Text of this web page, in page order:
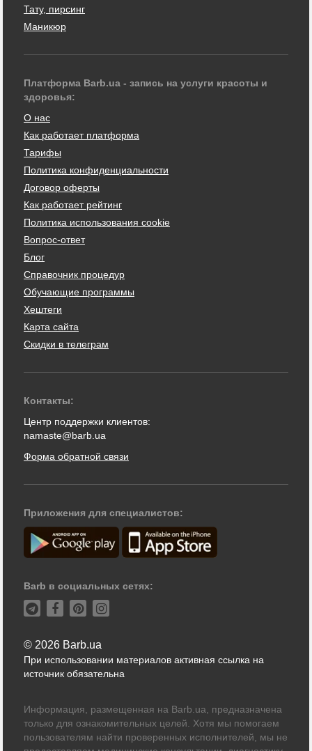
Тату, пирсинг
Маникюр
Платформа Barb.ua - запись на услуги красоты и
здоровья:
О нас
Как работает платформа
Тарифы
Политика конфиденциальности
Договор оферты
Как работает рейтинг
Политика использования cookie
Вопрос-ответ
Блог
Справочник процедур
Обучающие программы
Хештеги
Карта сайта
Скидки в телеграм
Контакты:
Центр поддержки клиентов:
namaste@barb.ua
Форма обратной связи
Приложения для специалистов:
Barb в социальных сетях:
© 2026 Barb.ua
При использовании материалов активная ссылка на
источник обязательна
Информация, размещенная на Barb.ua, предназначена
только для ознакомительных целей. Хотя мы помогаем
пользователям найти проверенных исполнителей, мы не